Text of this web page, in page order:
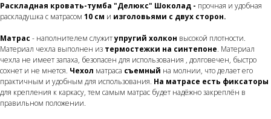
Раскладная кровать-тумба "Делюкс" Шоколад - прочная и удобная
раскладушка с матрасом 10 см и изголовьями с двух сторон.
Матрас - наполнителем служитупругий холкон высокой плотности.
Материал чехла выполнен из термостежки на синтепоне. Материал
чехла не имеет запаха, безопасен для использования , долговечен, быстро
сохнет и не мнется. Чехол матраса съемный на молнии, что делает его
практичным и удобным для использования. На матрасе есть фиксаторы
для крепления к каркасу, тем самым матрас будет надёжно закреплён в
правильном положении.